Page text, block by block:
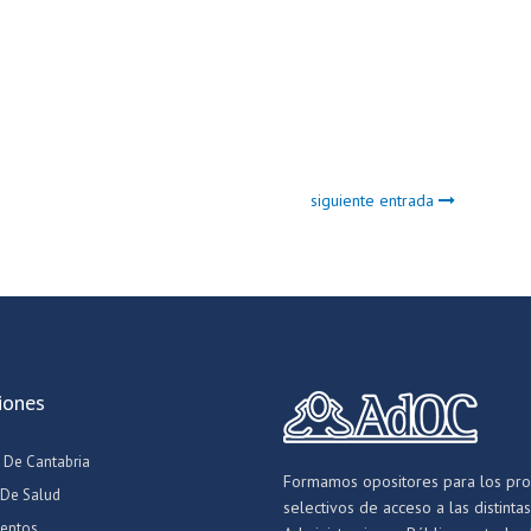
siguiente entrada
Cantabria
Salud
Formamos opositores para los
selectivos de acceso a las distintas